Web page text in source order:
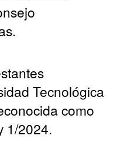
Tecnológica
como
1/2024.